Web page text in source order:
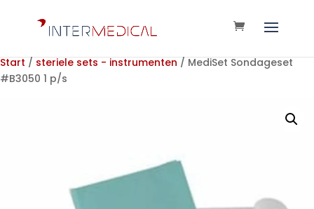
Start / steriele sets - instrumenten / MediSet Sondageset
#B3050 1 p/s